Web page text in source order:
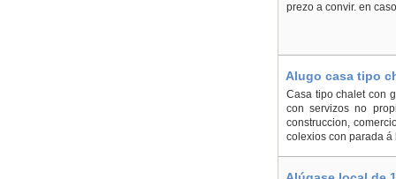
prezo a convir. en
Alugo casa tipo
Casa tipo chalet con
con servizos no
construccion,
colexios con parada á